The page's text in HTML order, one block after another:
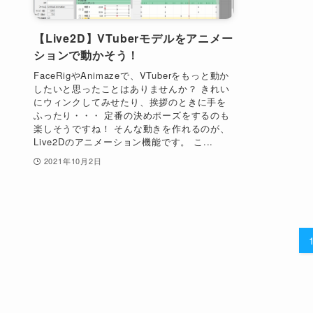
【Live2D】VTuberモデルをアニメー
ションで動かそう！
FaceRigやAnimazeで、VTuberをもっと動か
したいと思ったことはありませんか？ きれい
にウィンクしてみせたり、挨拶のときに手を
ふったり・・・ 定番の決めポーズをするのも
楽しそうですね！ そんな動きを作れるのが、
Live2Dのアニメーション機能です。 こ...
2021年10月2日
1